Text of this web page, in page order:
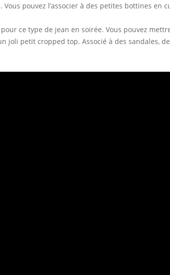
pouvez l’associer à des petites bottines en
ce type de jean en soirée. Vous pouvez
joli petit cropped top. Associé à des sandales,